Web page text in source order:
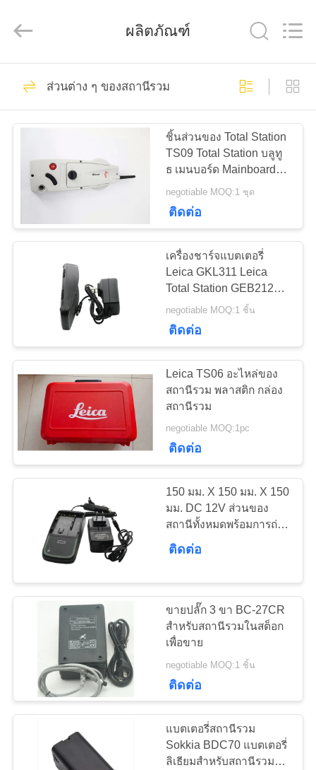
บ้าน
สินค้า
เกี่ยว
กับ
โรงงาน
ควบคุม
คุณภาพ
ติดต่อ
ใบ
แผนผัง
เว็บไซต์
Technology
Co.,Ltd
สถานีรวม
400
ส่วนต่าง ๆ ของสถานี
รวม
47
อุปกรณ์สถานีรวม
27
การซ่อมแซมสถานี
ทั้งหมด
21
RTK GNSS
Receiver
ผลิตภัณฑ์
ส่วนต่าง ๆ ของสถานีรวม
ชิ้นส่วนของ Total Station
TS09 Total Station บลูทู
ธ เมนบอร์ด Mainboard
Cover Side Original
negotiable MOQ:1 ชุด
ติดต่อ
เครื่องชาร์จแบตเตอรี่
Leica GKL311 Leica
Total Station GEB212
GEB221 GEB222
negotiable MOQ:1 ชิ้น
ติดต่อ
Leica TS06 อะไหล่ของ
สถานีรวม พลาสติก กล่อง
สถานีรวม
negotiable MOQ:1pc
ติดต่อ
150 มม. X 150 มม. X 150
มม. DC 12V ส่วนของ
สถานีทั้งหมดพร้อมการถ่าย
โอนข้อมูล USB
ติดต่อ
ขายปลั๊ก 3 ขา BC-27CR
สำหรับสถานีรวมในสต็อก
เพื่อขาย
negotiable MOQ:1 ชิ้น
ติดต่อ
แบตเตอรี่สถานีรวม
Sokkia BDC70 แบตเตอรี่
ลิเธียมสำหรับสถานีรวม